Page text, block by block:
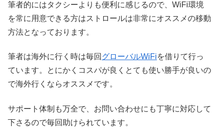
筆者的にはタクシーよりも便利に感じるので、WiFi環境
を常に用意できる方はストロールは非常にオススメの移動
方法となっております。
筆者は海外に行く時は毎回 グローバルWiFiを借りて行っ
ています。とにかくコスパが良くとても使い勝手が良いの
で海外行くならオススメです。
サポート体制も万全で、お問い合わせにも丁寧に対応して
下さるので毎回助けられています。